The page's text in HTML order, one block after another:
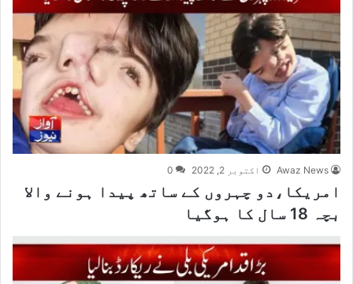
Awaz News اکتوبر 2, 2022 0
امریکا،دو چہروں کے ساتھ پیدا ہونے والا
بچہ 18 سال کا ہوگیا